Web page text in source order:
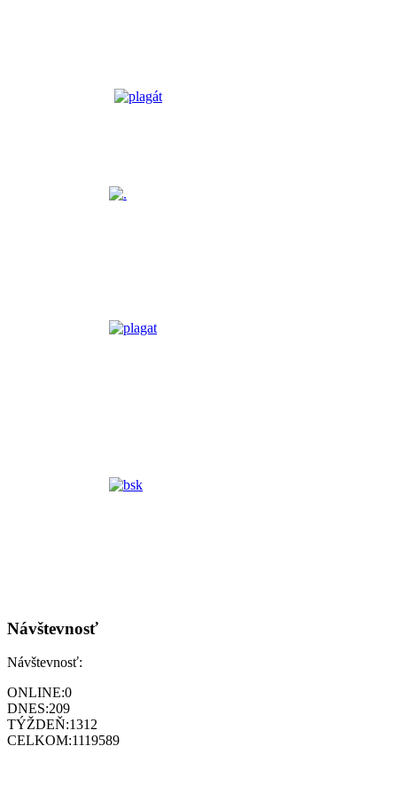
Návštevnosť
Návštevnosť:
ONLINE:0
DNES:209
TÝŽDEŇ:1312
CELKOM:1119589